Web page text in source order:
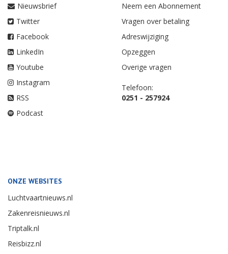
Nieuwsbrief
Twitter
Facebook
LinkedIn
Youtube
Instagram
RSS
Podcast
Neem een Abonnement
Vragen over betaling
Adreswijziging
Opzeggen
Overige vragen
Telefoon:
0251 - 257924
ONZE WEBSITES
Luchtvaartnieuws.nl
Zakenreisnieuws.nl
Triptalk.nl
Reisbizz.nl